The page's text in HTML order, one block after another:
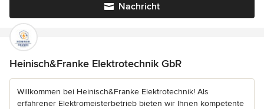
Nachricht
Heinisch&Franke Elektrotechnik GbR
Willkommen bei Heinisch&Franke Elektrotechnik! Als
erfahrener Elektromeisterbetrieb bieten wir Ihnen kompetente